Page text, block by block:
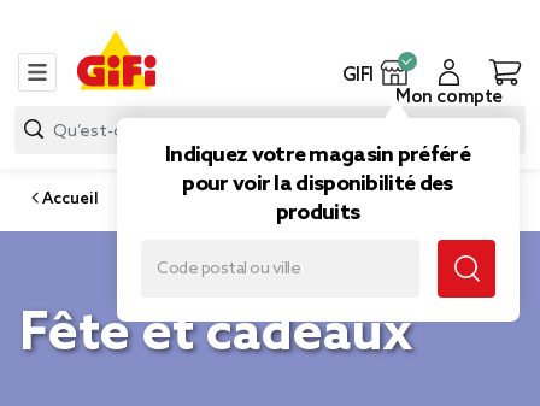
GIFI
Indiquez votre magasin préféré
pour voir la disponibilité des
produits
Mon compte
Accueil
Fête et cadeaux